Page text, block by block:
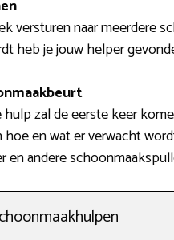
versturen naar meerdere
heb je jouw helper
zal de eerste keer
en wat er verwacht
en andere